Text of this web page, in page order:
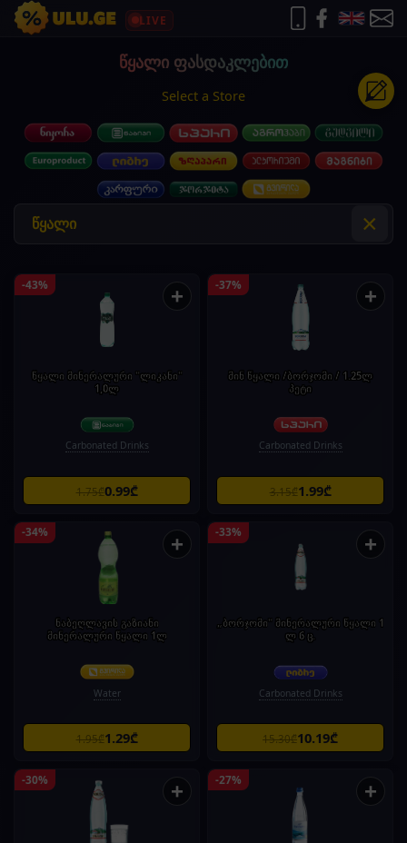
LIVE
წყალი ფასდაკლებით
Select a Store
×
-43% +
წყალი მინერალური "ლიკანი"
1,0ლ
Carbonated Drinks
1.75₾0.99₾
-37% +
მინ წყალი /ბორჯომი / 1.25ლ
პეტი
Carbonated Drinks
3.15₾1.99₾
-34% +
ნაბეღლავის გაზიანი
მინერალური წყალი 1ლ
Water
1.95₾1.29₾
-33% +
„ბორჯომი" მინერალური წყალი 1
ლ 6 ც.
Carbonated Drinks
15.30₾10.19₾
-30% + -27% +